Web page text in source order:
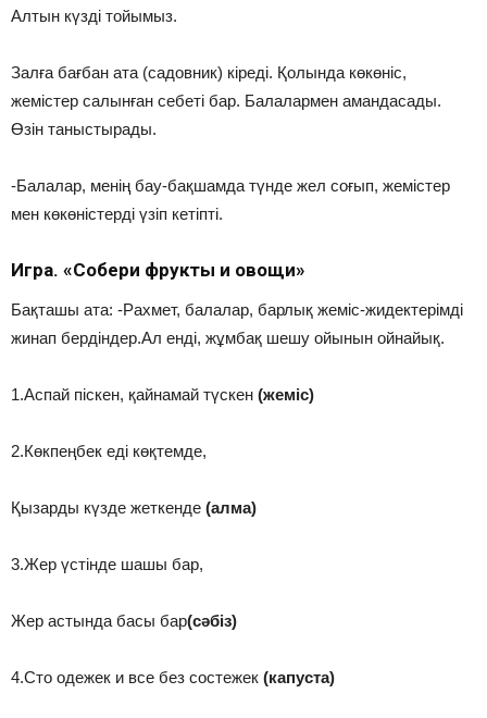
Алтын күзді тойымыз.
Залға бағбан ата (садовник) кіреді. Қолында көкөніс,
жемістер салынған себеті бар. Балалармен амандасады.
Өзін таныстырады.
-Балалар, менің бау-бақшамда түнде жел соғып, жемістер
мен көкөністерді үзіп кетіпті.
Игра. «Собери фрукты и овощи»
Бақташы ата: -Рахмет, балалар, барлық жеміс-жидектерімді
жинап бердіндер.Ал енді, жұмбақ шешу ойынын ойнайық.
1.Аспай піскен, қайнамай түскен (жеміс)
2.Көкпеңбек еді көқтемде,
Қызарды күзде жеткенде (алма)
3.Жер үстінде шашы бар,
Жер астында басы бар(сәбіз)
4.Сто одежек и все без состежек (капуста)